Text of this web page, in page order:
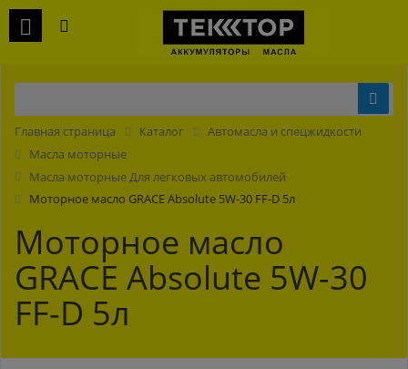
Главная страница Каталог
Автомасла и спецжидкости
Масла моторные
Масла моторные Для легковых автомобилей
Моторное масло GRACE Absolute 5W-30 FF-D 5л
Моторное масло
GRACE Absolute 5W-30
FF-D 5л